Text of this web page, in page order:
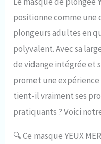
positionne comme une
plongeurs adultes en
polyvalent. Avec sa
de vidange intégrée et
promet une
tient-il vraiment ses
pratiquants ? Voici
🔍Ce masque YEUX